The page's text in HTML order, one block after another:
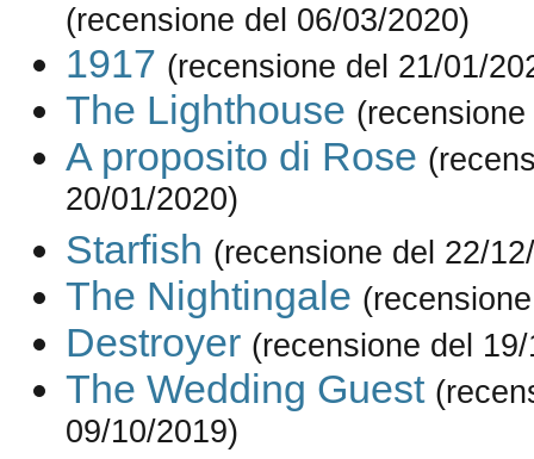
(recensione del 06/03/2020)
1917 (recensione del 21/01/
The Lighthouse
A proposito di Rose
20/01/2020)
Starfish (recensione del 22/
The Nightingale
Destroyer (recensione del
The Wedding Guest
09/10/2019)